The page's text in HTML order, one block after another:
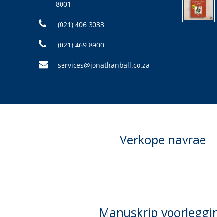
8001
(021) 406 3033
(021) 469 8900
services@jonathanball.co.za
Verkope navrae
Manuskrip